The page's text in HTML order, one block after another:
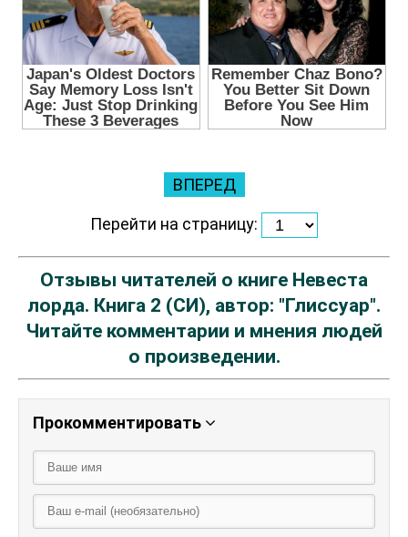
ВПЕРЕД
Перейти на страницу:
Отзывы читателей о книге Невеста
лорда. Книга 2 (СИ), автор: "Глиссуар".
Читайте комментарии и мнения людей
о произведении.
Прокомментировать